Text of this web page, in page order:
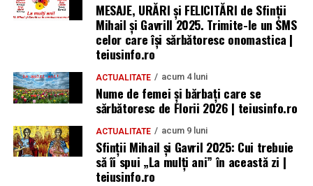
MESAJE, URĂRI și FELICITĂRI de Sfinții
Mihail și Gavrill 2025. Trimite-le un SMS
celor care își sărbătoresc onomastica |
teiusinfo.ro
ACTUALITATE acum 4 luni
Nume de femei și bărbați care se
sărbătoresc de Florii 2026 | teiusinfo.ro
ACTUALITATE acum 9 luni
Sfinții Mihail și Gavril 2025: Cui trebuie
să îi spui „La mulţi ani” în această zi |
teiusinfo.ro